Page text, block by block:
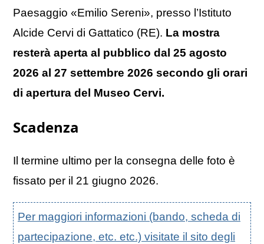
Paesaggio «Emilio Sereni», presso l’Istituto
Alcide Cervi di Gattatico (RE). La mostra
resterà aperta al pubblico dal 25 agosto
2026 al 27 settembre 2026 secondo gli orari
di apertura del Museo Cervi.
Scadenza
Il termine ultimo per la consegna delle foto è
fissato per il 21 giugno 2026.
Per maggiori informazioni (bando, scheda di
partecipazione, etc. etc.) visitate il sito degli